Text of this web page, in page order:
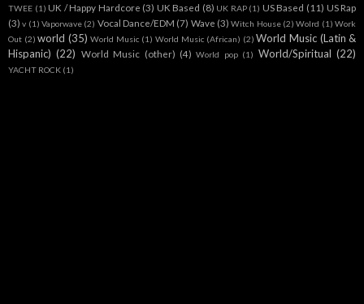
TWEE (1) UK / Happy Hardcore (3) UK Based (8) UK RAP (1) US Based (11) US Rap
(3) v (1) Vaporwave (2) Vocal Dance/EDM (7) Wave (3) Witch House (2) Wolrd (1) Work
Out (2) world (35) World Music (1) World Music (African) (2) World Music (Latin &
Hispanic) (22) World Music (other) (4) World pop (1) World/Spiritual (22)
YACHT ROCK (1)